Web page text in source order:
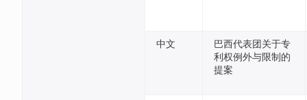
中文
巴西代表团关于专
利权例外与限制的
提案